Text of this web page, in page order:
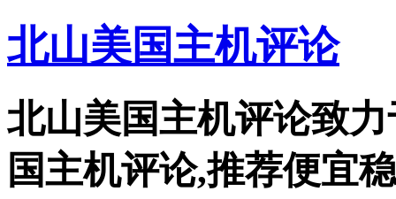
北山美国主机评论
北山美国主机评论致
国主机评论,推荐便宜